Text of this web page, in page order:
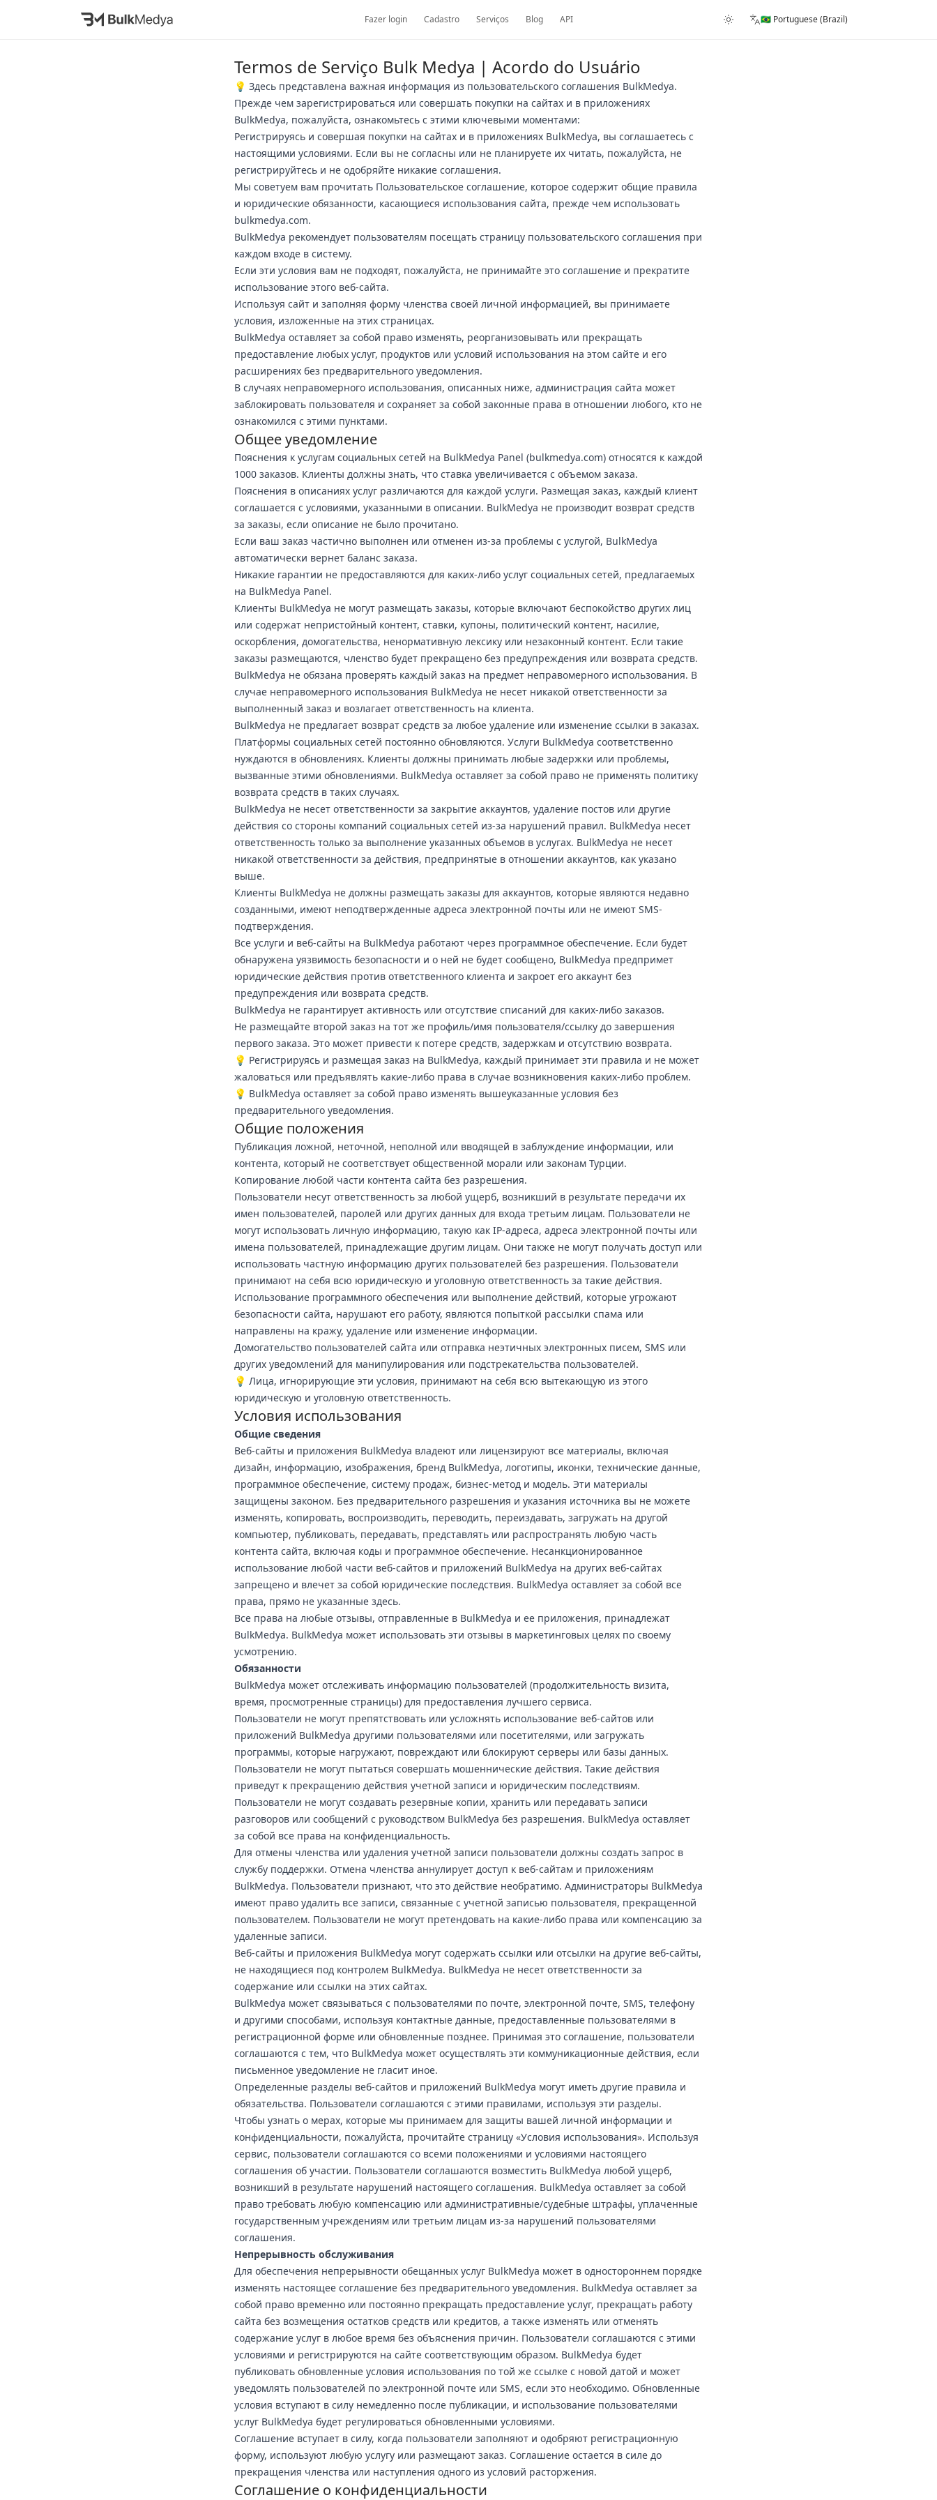
Fazer login Cadastro Serviços Blog API 🇧🇷 Portuguese (Brazil)
Termos de Serviço Bulk Medya | Acordo do Usuário
💡 Здесь представлена важная информация из пользовательского соглашения BulkMedya.
Прежде чем зарегистрироваться или совершать покупки на сайтах и в приложениях
BulkMedya, пожалуйста, ознакомьтесь с этими ключевыми моментами:
Регистрируясь и совершая покупки на сайтах и в приложениях BulkMedya, вы соглашаетесь с
настоящими условиями. Если вы не согласны или не планируете их читать, пожалуйста, не
регистрируйтесь и не одобряйте никакие соглашения.
Мы советуем вам прочитать Пользовательское соглашение, которое содержит общие правила
и юридические обязанности, касающиеся использования сайта, прежде чем использовать
bulkmedya.com.
BulkMedya рекомендует пользователям посещать страницу пользовательского соглашения при
каждом входе в систему.
Если эти условия вам не подходят, пожалуйста, не принимайте это соглашение и прекратите
использование этого веб-сайта.
Используя сайт и заполняя форму членства своей личной информацией, вы принимаете
условия, изложенные на этих страницах.
BulkMedya оставляет за собой право изменять, реорганизовывать или прекращать
предоставление любых услуг, продуктов или условий использования на этом сайте и его
расширениях без предварительного уведомления.
В случаях неправомерного использования, описанных ниже, администрация сайта может
заблокировать пользователя и сохраняет за собой законные права в отношении любого, кто не
ознакомился с этими пунктами.
Общее уведомление
Пояснения к услугам социальных сетей на BulkMedya Panel (bulkmedya.com) относятся к каждой
1000 заказов. Клиенты должны знать, что ставка увеличивается с объемом заказа.
Пояснения в описаниях услуг различаются для каждой услуги. Размещая заказ, каждый клиент
соглашается с условиями, указанными в описании. BulkMedya не производит возврат средств
за заказы, если описание не было прочитано.
Если ваш заказ частично выполнен или отменен из-за проблемы с услугой, BulkMedya
автоматически вернет баланс заказа.
Никакие гарантии не предоставляются для каких-либо услуг социальных сетей, предлагаемых
на BulkMedya Panel.
Клиенты BulkMedya не могут размещать заказы, которые включают беспокойство других лиц
или содержат непристойный контент, ставки, купоны, политический контент, насилие,
оскорбления, домогательства, ненормативную лексику или незаконный контент. Если такие
заказы размещаются, членство будет прекращено без предупреждения или возврата средств.
BulkMedya не обязана проверять каждый заказ на предмет неправомерного использования. В
случае неправомерного использования BulkMedya не несет никакой ответственности за
выполненный заказ и возлагает ответственность на клиента.
BulkMedya не предлагает возврат средств за любое удаление или изменение ссылки в заказах.
Платформы социальных сетей постоянно обновляются. Услуги BulkMedya соответственно
нуждаются в обновлениях. Клиенты должны принимать любые задержки или проблемы,
вызванные этими обновлениями. BulkMedya оставляет за собой право не применять политику
возврата средств в таких случаях.
BulkMedya не несет ответственности за закрытие аккаунтов, удаление постов или другие
действия со стороны компаний социальных сетей из-за нарушений правил. BulkMedya несет
ответственность только за выполнение указанных объемов в услугах. BulkMedya не несет
никакой ответственности за действия, предпринятые в отношении аккаунтов, как указано
выше.
Клиенты BulkMedya не должны размещать заказы для аккаунтов, которые являются недавно
созданными, имеют неподтвержденные адреса электронной почты или не имеют SMS-
подтверждения.
Все услуги и веб-сайты на BulkMedya работают через программное обеспечение. Если будет
обнаружена уязвимость безопасности и о ней не будет сообщено, BulkMedya предпримет
юридические действия против ответственного клиента и закроет его аккаунт без
предупреждения или возврата средств.
BulkMedya не гарантирует активность или отсутствие списаний для каких-либо заказов.
Не размещайте второй заказ на тот же профиль/имя пользователя/ссылку до завершения
первого заказа. Это может привести к потере средств, задержкам и отсутствию возврата.
💡 Регистрируясь и размещая заказ на BulkMedya, каждый принимает эти правила и не может
жаловаться или предъявлять какие-либо права в случае возникновения каких-либо проблем.
💡 BulkMedya оставляет за собой право изменять вышеуказанные условия без
предварительного уведомления.
Общие положения
Публикация ложной, неточной, неполной или вводящей в заблуждение информации, или
контента, который не соответствует общественной морали или законам Турции.
Копирование любой части контента сайта без разрешения.
Пользователи несут ответственность за любой ущерб, возникший в результате передачи их
имен пользователей, паролей или других данных для входа третьим лицам. Пользователи не
могут использовать личную информацию, такую как IP-адреса, адреса электронной почты или
имена пользователей, принадлежащие другим лицам. Они также не могут получать доступ или
использовать частную информацию других пользователей без разрешения. Пользователи
принимают на себя всю юридическую и уголовную ответственность за такие действия.
Использование программного обеспечения или выполнение действий, которые угрожают
безопасности сайта, нарушают его работу, являются попыткой рассылки спама или
направлены на кражу, удаление или изменение информации.
Домогательство пользователей сайта или отправка неэтичных электронных писем, SMS или
других уведомлений для манипулирования или подстрекательства пользователей.
💡 Лица, игнорирующие эти условия, принимают на себя всю вытекающую из этого
юридическую и уголовную ответственность.
Условия использования
Общие сведения
Веб-сайты и приложения BulkMedya владеют или лицензируют все материалы, включая
дизайн, информацию, изображения, бренд BulkMedya, логотипы, иконки, технические данные,
программное обеспечение, систему продаж, бизнес-метод и модель. Эти материалы
защищены законом. Без предварительного разрешения и указания источника вы не можете
изменять, копировать, воспроизводить, переводить, переиздавать, загружать на другой
компьютер, публиковать, передавать, представлять или распространять любую часть
контента сайта, включая коды и программное обеспечение. Несанкционированное
использование любой части веб-сайтов и приложений BulkMedya на других веб-сайтах
запрещено и влечет за собой юридические последствия. BulkMedya оставляет за собой все
права, прямо не указанные здесь.
Все права на любые отзывы, отправленные в BulkMedya и ее приложения, принадлежат
BulkMedya. BulkMedya может использовать эти отзывы в маркетинговых целях по своему
усмотрению.
Обязанности
BulkMedya может отслеживать информацию пользователей (продолжительность визита,
время, просмотренные страницы) для предоставления лучшего сервиса.
Пользователи не могут препятствовать или усложнять использование веб-сайтов или
приложений BulkMedya другими пользователями или посетителями, или загружать
программы, которые нагружают, повреждают или блокируют серверы или базы данных.
Пользователи не могут пытаться совершать мошеннические действия. Такие действия
приведут к прекращению действия учетной записи и юридическим последствиям.
Пользователи не могут создавать резервные копии, хранить или передавать записи
разговоров или сообщений с руководством BulkMedya без разрешения. BulkMedya оставляет
за собой все права на конфиденциальность.
Для отмены членства или удаления учетной записи пользователи должны создать запрос в
службу поддержки. Отмена членства аннулирует доступ к веб-сайтам и приложениям
BulkMedya. Пользователи признают, что это действие необратимо. Администраторы BulkMedya
имеют право удалить все записи, связанные с учетной записью пользователя, прекращенной
пользователем. Пользователи не могут претендовать на какие-либо права или компенсацию за
удаленные записи.
Веб-сайты и приложения BulkMedya могут содержать ссылки или отсылки на другие веб-сайты,
не находящиеся под контролем BulkMedya. BulkMedya не несет ответственности за
содержание или ссылки на этих сайтах.
BulkMedya может связываться с пользователями по почте, электронной почте, SMS, телефону
и другими способами, используя контактные данные, предоставленные пользователями в
регистрационной форме или обновленные позднее. Принимая это соглашение, пользователи
соглашаются с тем, что BulkMedya может осуществлять эти коммуникационные действия, если
письменное уведомление не гласит иное.
Определенные разделы веб-сайтов и приложений BulkMedya могут иметь другие правила и
обязательства. Пользователи соглашаются с этими правилами, используя эти разделы.
Чтобы узнать о мерах, которые мы принимаем для защиты вашей личной информации и
конфиденциальности, пожалуйста, прочитайте страницу «Условия использования». Используя
сервис, пользователи соглашаются со всеми положениями и условиями настоящего
соглашения об участии. Пользователи соглашаются возместить BulkMedya любой ущерб,
возникший в результате нарушений настоящего соглашения. BulkMedya оставляет за собой
право требовать любую компенсацию или административные/судебные штрафы, уплаченные
государственным учреждениям или третьим лицам из-за нарушений пользователями
соглашения.
Непрерывность обслуживания
Для обеспечения непрерывности обещанных услуг BulkMedya может в одностороннем порядке
изменять настоящее соглашение без предварительного уведомления. BulkMedya оставляет за
собой право временно или постоянно прекращать предоставление услуг, прекращать работу
сайта без возмещения остатков средств или кредитов, а также изменять или отменять
содержание услуг в любое время без объяснения причин. Пользователи соглашаются с этими
условиями и регистрируются на сайте соответствующим образом. BulkMedya будет
публиковать обновленные условия использования по той же ссылке с новой датой и может
уведомлять пользователей по электронной почте или SMS, если это необходимо. Обновленные
условия вступают в силу немедленно после публикации, и использование пользователями
услуг BulkMedya будет регулироваться обновленными условиями.
Соглашение вступает в силу, когда пользователи заполняют и одобряют регистрационную
форму, используют любую услугу или размещают заказ. Соглашение остается в силе до
прекращения членства или наступления одного из условий расторжения.
Соглашение о конфиденциальности